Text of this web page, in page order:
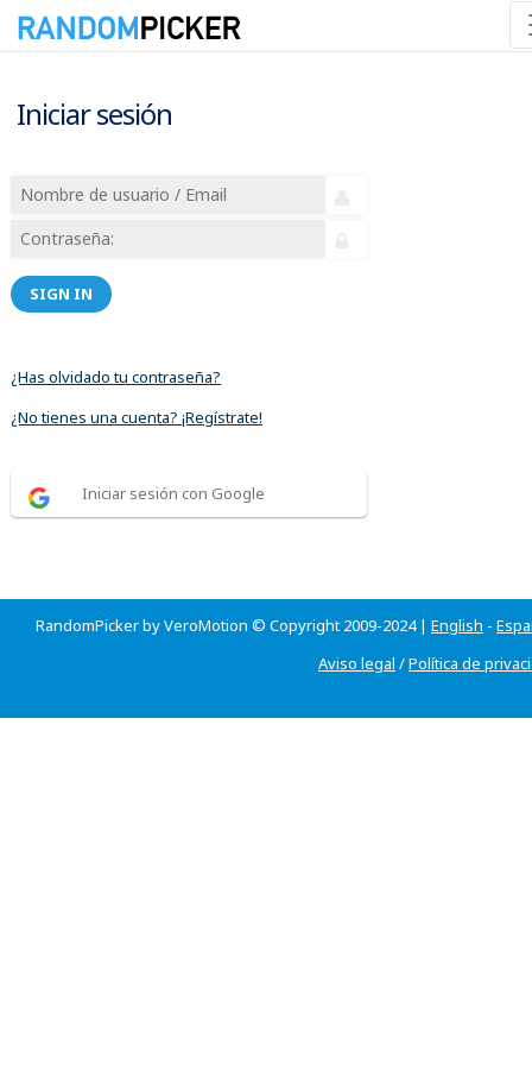
Iniciar sesión
SIGN IN
¿Has olvidado tu contraseña?
¿No tienes una cuenta? ¡Regístrate!
Iniciar sesión con Google
RandomPicker by VeroMotion © Copyright 2009-2024 | English -
Aviso legal /Política de